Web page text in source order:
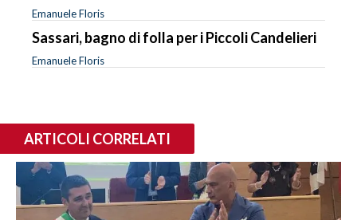
Emanuele Floris
Sassari, bagno di folla per i Piccoli Candelieri
Emanuele Floris
ARTICOLI CORRELATI